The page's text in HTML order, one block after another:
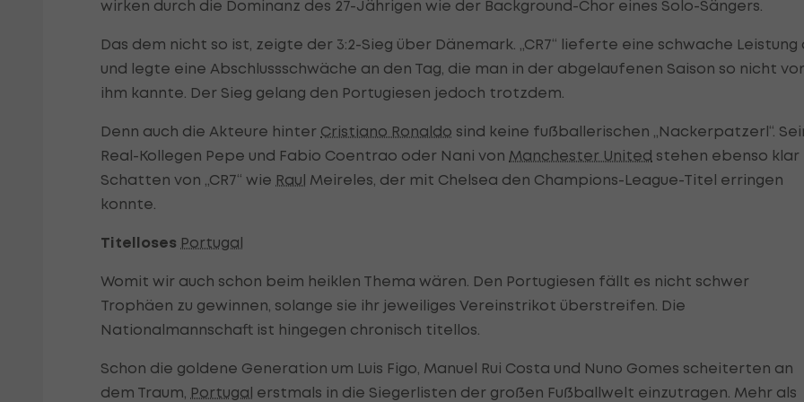
wirken durch die Dominanz des 27-Jährigen wie der Background-Chor eines Solo-Sängers.
Das dem nicht so ist, zeigte der 3:2-Sieg über Dänemark. „CR7“ lieferte eine schwache Leistung
und legte eine Abschlussschwäche an den Tag, die man in der abgelaufenen Saison so nicht
ihm kannte. Der Sieg gelang den Portugiesen jedoch trotzdem.
Denn auch die Akteure hinter Cristiano Ronaldo sind keine fußballerischen „Nackerpatzerl“.
Real-Kollegen Pepe und Fabio Coentrao oder Nani von Manchester United stehen ebenso klar
Schatten von „CR7“ wie Raul Meireles, der mit Chelsea den Champions-League-Titel erringen
konnte.
Titelloses Portugal
Womit wir auch schon beim heiklen Thema wären. Den Portugiesen fällt es nicht schwer
Trophäen zu gewinnen, solange sie ihr jeweiliges Vereinstrikot überstreifen. Die
Nationalmannschaft ist hingegen chronisch titellos.
Schon die goldene Generation um Luis Figo, Manuel Rui Costa und Nuno Gomes scheiterten an
dem Traum, Portugal erstmals in die Siegerlisten der großen Fußballwelt einzutragen. Mehr als